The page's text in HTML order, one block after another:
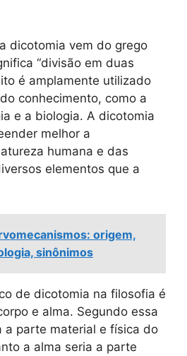
dicotomia vem do grego
“divisão em duas
é amplamente utilizado
conhecimento, como a
e a biologia. A dicotomia
melhor a
humana e das
elementos que a
origem,
sinônimos
de dicotomia na filosofia é
e alma. Segundo essa
a parte material e física do
a alma seria a parte